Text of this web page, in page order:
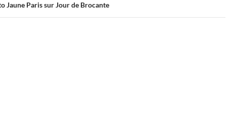
Jaune Paris sur Jour de Brocante